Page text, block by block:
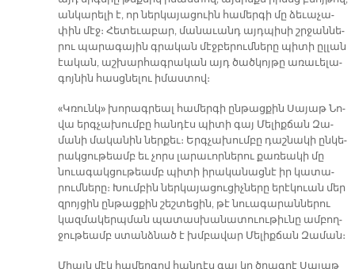
ան­կա­րե­լի է, որ ներ­կա­յա­ցուին հա­մեր­գի մը ձե­ւա­չա­
փին մէջ։ Հե­տե­ւա­բար, մա­նա­ւանդ այդ­պի­սի շրջան­նե­
րու պա­րա­գա­յին գրա­կան մէջ­բե­րում­նե­րը պի­տի ըլ­լան
էա­կան, աշ­խար­հագ­րա­կան այդ ծած­կոյ­թը ա­ռա­ւե­լա­
գոյ­նին հասց­նե­լու ի­մաս­տով։
«Կռունկ» խո­րագ­րեալ հա­մեր­գի ըն­թաց­քին Սա­յաթ Նո­
վա երգ­չա­խում­բը հան­դէս պի­տի գայ Մե­լիք­ճան Զա­
մա­նի մա­կա­նին ներ­քեւ։ Երգ­չա­խում­բը դաշ­նա­կի ըն­կե­
րակ­ցու­թեամբ եւ չորս լա­րա­ւոր­նե­րու քա­ռեա­կի մը
նուա­գակ­ցու­թեամբ պի­տի ի­րա­կա­նաց­նէ իր կա­տա­
րում­նե­րը։ Խում­բին ներ­կա­յա­ցու­ցիչ­նե­րը ե­րէ­կուան մեր
զրոյ­ցին ըն­թաց­քին շեշ­տե­ցին, թէ նուա­գա­րան­նե­րու
կազ­մա­կերպ­ման պա­տաս­խա­նա­տուու­թիւ­նը ամ­բող­
ջու­թեամբ ստանձ­նած է խմբա­վար Մե­լիք­ճան Զա­ման։
Միայն մէկ հա­մեր­գով հան­դէս գալ կը ծրագ­րէ Սա­յաթ